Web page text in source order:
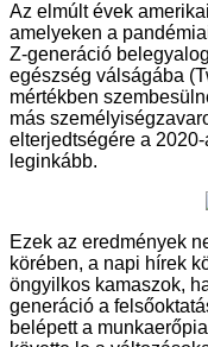
Az elmúlt évek
amelyeken a
Z-generáció
egészség válságába
mértékben
más
elterjedtségére a
leginkább.
Ezek az eredmények
körében, a napi hírek
öngyilkos kamaszok,
generáció a
belépett a